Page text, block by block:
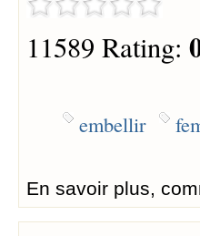
11589 Rating:
embellir
En savoir plus,